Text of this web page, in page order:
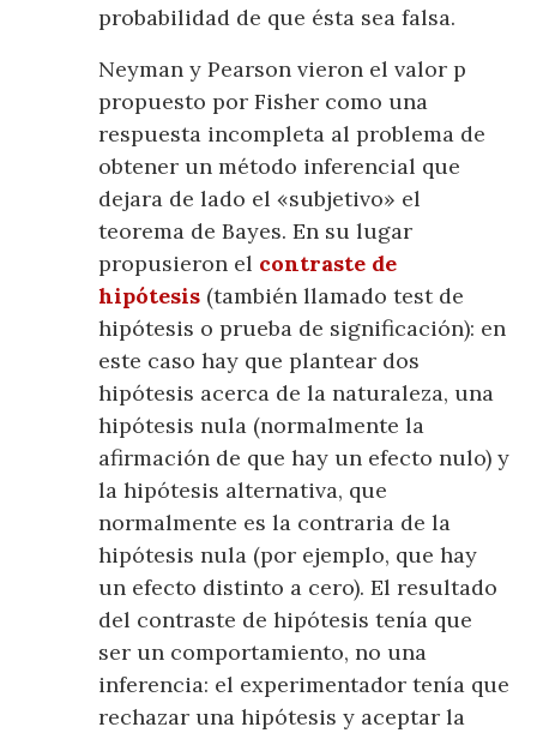
probabilidad de que ésta sea falsa.
Neyman y Pearson vieron el valor p
propuesto por Fisher como una
respuesta incompleta al problema de
obtener un método inferencial que
dejara de lado el «subjetivo» el
teorema de Bayes. En su lugar
propusieron el contraste de
hipótesis (también llamado test de
hipótesis o prueba de significación): en
este caso hay que plantear dos
hipótesis acerca de la naturaleza, una
hipótesis nula (normalmente la
afirmación de que hay un efecto nulo) y
la hipótesis alternativa, que
normalmente es la contraria de la
hipótesis nula (por ejemplo, que hay
un efecto distinto a cero). El resultado
del contraste de hipótesis tenía que
ser un comportamiento, no una
inferencia: el experimentador tenía que
rechazar una hipótesis y aceptar la